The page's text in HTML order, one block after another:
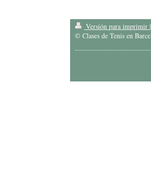
Versión para imprimir |
© Clases de Tenis en